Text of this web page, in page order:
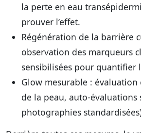
la perte en eau
prouver l’effet.
Régénération de la barrière
observation des marqueurs
sensibilisées pour quantifier
Glow mesurable : évaluation
de la peau, auto-évaluations
photographies